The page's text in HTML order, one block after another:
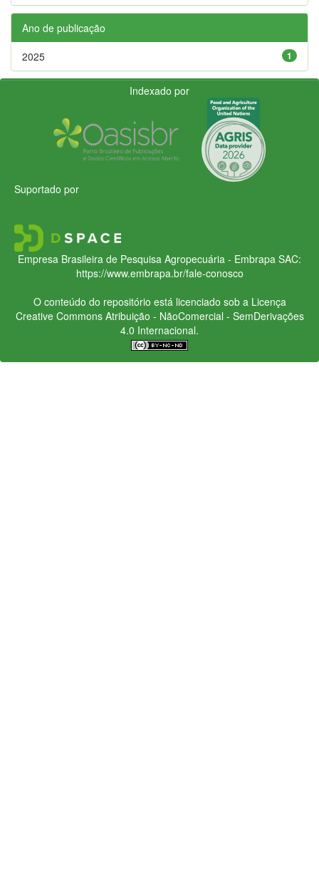
Ano de publicação
1
2025
Indexado por
Suportado por
Empresa Brasileira de Pesquisa Agropecuária - Embrapa SAC:
https://www.embrapa.br/fale-conosco
O conteúdo do repositório está licenciado sob a Licença
Creative CommonsAtribuição - NãoComercial - SemDerivações
4.0 Internacional.